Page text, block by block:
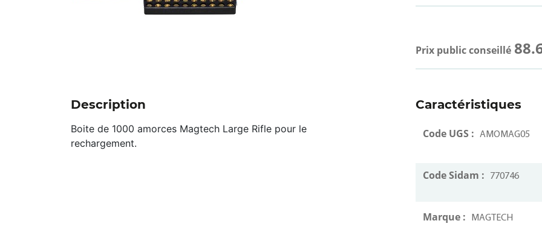
Prix public conseillé
Description
Boite de 1000 amorces Magtech Large Rifle pour le
rechargement.
Caractéristiques
Code UGS : AMOMAG05
Code Sidam : 770746
Marque : MAGTECH